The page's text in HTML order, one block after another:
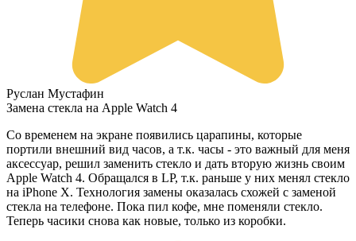
Руслан Мустафин
Замена стекла на Apple Watch 4
Со временем на экране появились царапины, которые
портили внешний вид часов, а т.к. часы - это важный для меня
аксессуар, решил заменить стекло и дать вторую жизнь своим
Apple Watch 4. Обращался в LP, т.к. раньше у них менял стекло
на iPhone X. Технология замены оказалась схожей с заменой
стекла на телефоне. Пока пил кофе, мне поменяли стекло.
Теперь часики снова как новые, только из коробки.